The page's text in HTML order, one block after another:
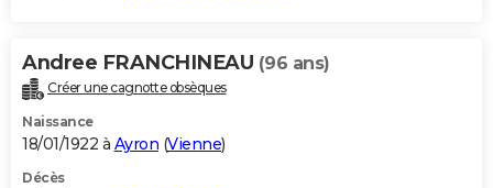
Andree FRANCHINEAU (96 ans)
Créer une cagnotte obsèques
Naissance
18/01/1922 à Ayron (Vienne)
Décès